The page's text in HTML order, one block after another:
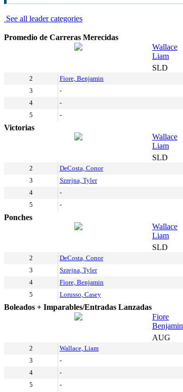
See all leader categories
Promedio de Carreras Merecidas
Wallace
Liam
SLD
2 Fiore, Benjamin
3
-
4
-
5
-
Victorias
Wallace
Liam
SLD
2 DeCosta, Conor
3
Szrejna, Tyler
4
-
5
-
Ponches
Wallace
Liam
SLD
2 DeCosta, Conor
3
Szrejna, Tyler
4
Fiore, Benjamin
5
Lorusso, Casey
Boleados + Imparables/Entradas Lanzadas
Fiore
Benjamin
AUG
2 Wallace, Liam
3
-
4
-
5
-